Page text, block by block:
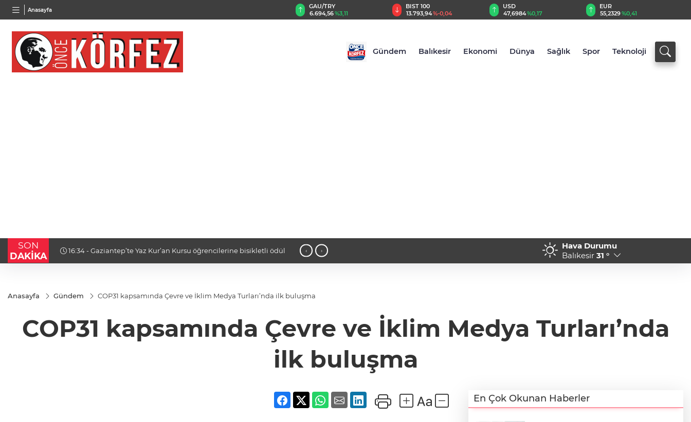
Anasayfa
BGN
27,9743%-0,22
BIST 100
13.793,94%-0,04
USD
47,6984%0,17
EUR
55,2329%0,41
GBP
64,4644%0,47
Gündem Balıkesir Ekonomi Dünya Sağlık Spor Teknoloji
SON
DAKİKA
16:34 - Ormanya’da doğanın farklı yüzü 16:24 - Tekirdağ
‹ ›
Hava Durumu
Balıkesir 31 °
Anasayfa Gündem COP31 kapsamında Çevre ve İklim Medya Turları’nda ilk buluşma
COP31 kapsamında Çevre ve İklim Medya Turları’nda
ilk buluşma
En Çok Okunan Haberler